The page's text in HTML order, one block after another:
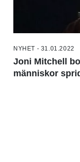
NYHET - 31.01.2022
Joni Mitchell
människor